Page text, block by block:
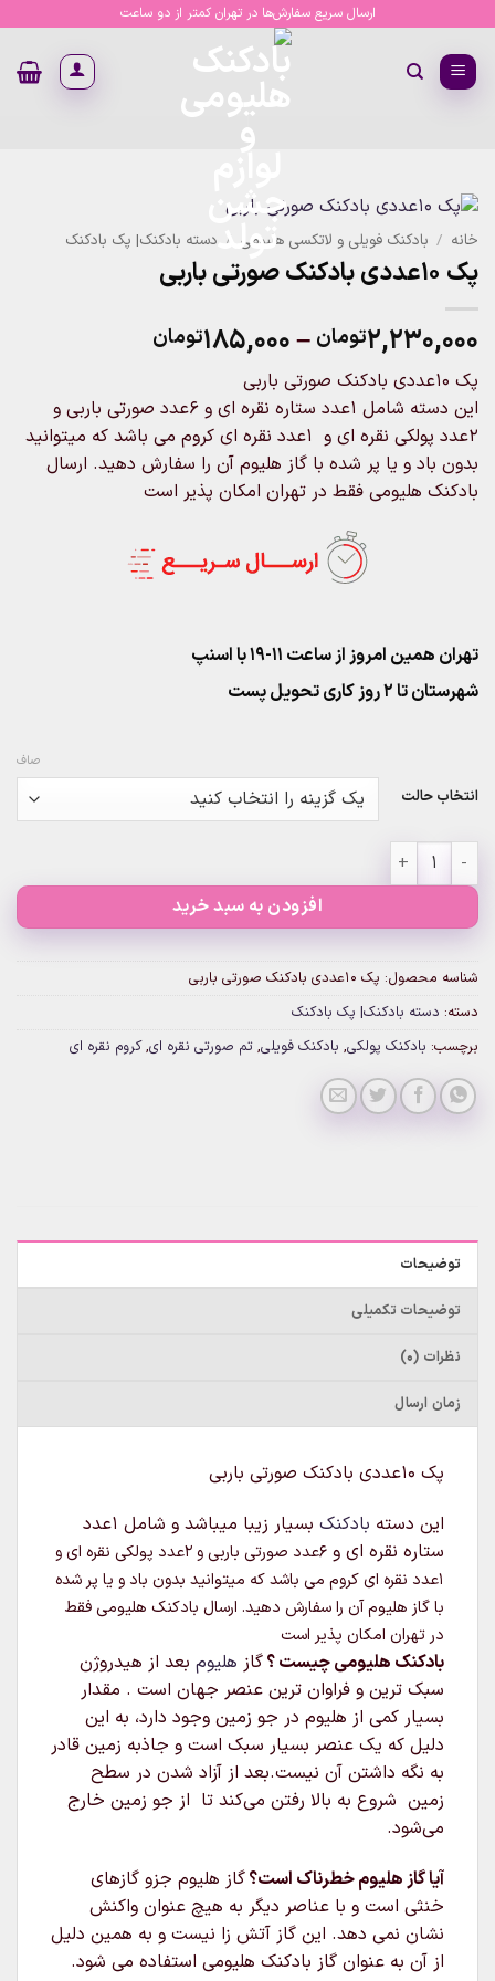
content
ارسال سریع سفارش‌ها در تهران کمتر از دو ساعت
خانه / بادکنک فویلی و لاتکسی هلیومی / دسته بادکنک| پک بادکنک
پک 10عددی بادکنک صورتی باربی
۲,۲۳۰,۰۰۰تومان –۱۸۵,۰۰۰تومان
through
۲,۲۳۰,۰۰۰تومان
پک 10عددی بادکنک صورتی باربی
این دسته شامل 1عدد ستاره نقره ای و 6عدد صورتی باربی و
2عدد پولکی نقره ای و 1عدد نقره ای کروم می باشد که میتوانید
بدون باد و یا پر شده با گاز هلیوم آن را سفارش دهید. ارسال
بادکنک هلیومی فقط در تهران امکان پذیر است
تهران همین امروز از ساعت ۱۱-۱۹ با اسنپ
شهرستان تا 2 روز کاری تحویل پست
انتخاب حالت
صاف
افزودن به سبد خرید
شناسه محصول: پک 10عددی بادکنک صورتی باربی
دسته: دسته بادکنک| پک بادکنک
برچسب: بادکنک پولکی, بادکنک فویلی, تم صورتی نقره ای,کروم نقره ای
توضیحات
توضیحات تکمیلی
نظرات (0)
زمان ارسال
پک 10عددی بادکنک صورتی باربی
این دسته بادکنک
بسیار زیبا میباشد و شامل 1عدد
ستاره نقره ای و 6عدد صورتی باربی و
2عدد پولکی نقره ای و
1عدد نقره ای کروم می باشد که میتوانید بدون باد و یا پر شده
با گاز هلیوم آن را سفارش دهید. ارسال بادکنک هلیومی فقط
در تهران امکان پذیر است
بادکنک هلیومی چیست ؟گاز هلیوم بعد از هیدروژن
سبک‌ ترین و فراوان‌ ترین عنصر جهان است . مقدار
بسیار کمی از هلیوم در جو زمین وجود دارد، به این
دلیل که یک عنصر بسیار سبک است و جاذبه زمین قادر
به نگه داشتن آن نیست.بعد از آزاد شدن در سطح
زمین شروع به بالا رفتن می‌کند تا از جو زمین خارج
می‌شود.
آیا گاز هلیوم خطرناک است؟گاز هلیوم جزو گازهای
خنثی است و با عناصر دیگر به هیچ عنوان واکنش
نشان نمی دهد. این گاز آتش زا نیست و به همین دلیل
از آن به عنوان گاز بادکنک هلیومی استفاده می شود.